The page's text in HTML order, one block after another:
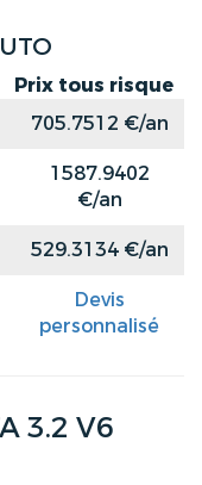
Prix tous risque
705.7512 €/an
1587.9402
€/an
529.3134 €/an
Devis
personnalisé
3.2 V6